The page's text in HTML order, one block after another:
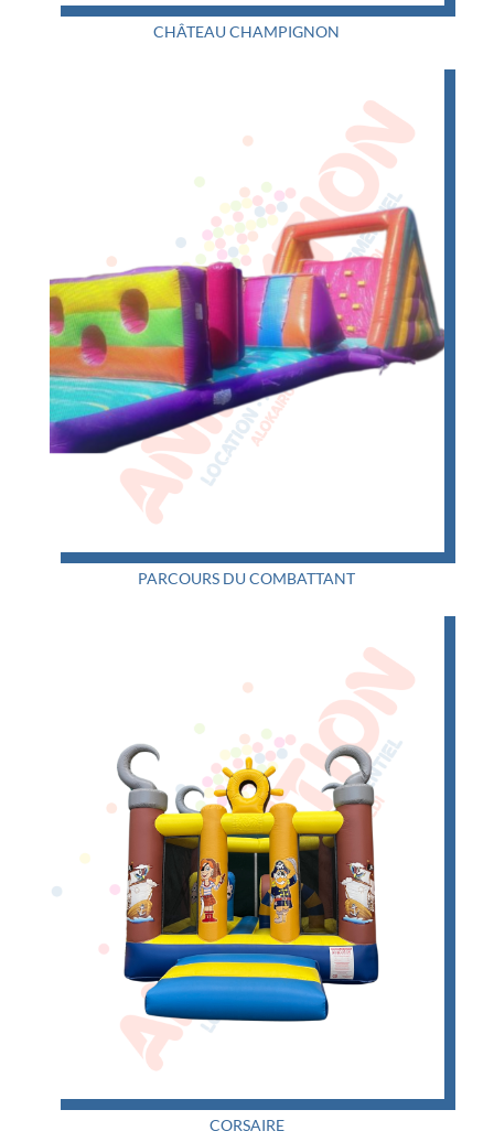
CHÂTEAU CHAMPIGNON
PARCOURS DU COMBATTANT
CORSAIRE